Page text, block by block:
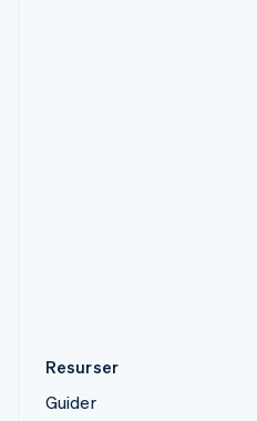
Resurser
Guider